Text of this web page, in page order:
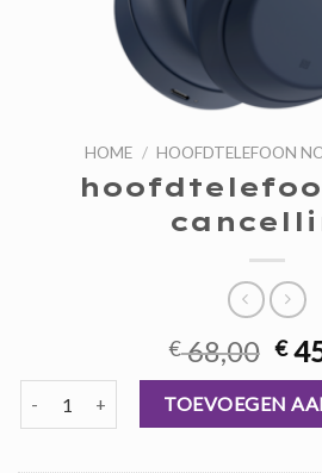
HOME / HOOFDTELEFOON
€68,00
€
€
hoofdtelefoon noise cancelling aantal
TOEVOEGEN